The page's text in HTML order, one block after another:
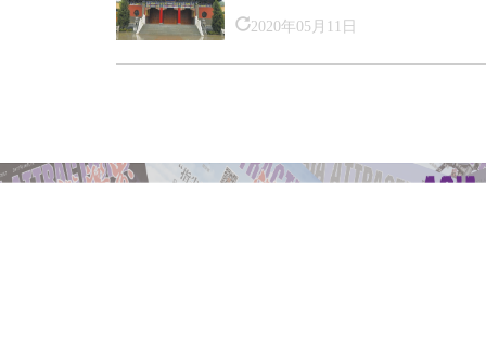
2020年05月11日